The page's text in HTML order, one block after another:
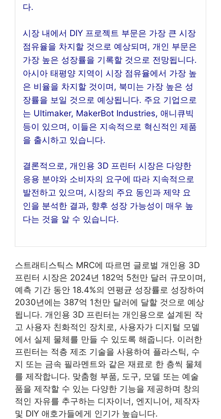
다.
시장 내에서 DIY 프로젝트 부문은 가장 큰 시장
점유율을 차지할 것으로 예상되며, 개인 부문은
가장 높은 성장률을 기록할 것으로 전망됩니다.
아시아 태평양 지역이 시장 점유율에서 가장 높
은 비율을 차지할 것이며, 북미는 가장 높은 성
장률을 보일 것으로 예상됩니다. 주요 기업으로
는 Ultimaker, MakerBot Industries, 애니큐빅
등이 있으며, 이들은 지속적으로 혁신적인 제품
을 출시하고 있습니다.
결론적으로, 개인용 3D 프린터 시장은 다양한
응용 분야와 소비자의 요구에 따라 지속적으로
발전하고 있으며, 시장의 주요 동인과 제약 요
인을 분석한 결과, 향후 성장 가능성이 매우 높
다는 것을 알 수 있습니다.
스트래티스틱스 MRC에 따르면 글로벌 개인용 3D
프린터 시장은 2024년 182억 5천만 달러 규모이며,
예측 기간 동안 18.4%의 연평균 성장률로 성장하여
2030년에는 387억 1천만 달러에 달할 것으로 예상
됩니다. 개인용 3D 프린터는 개인용으로 설계된 작
고 사용자 친화적인 장치로, 사용자가 디지털 모델
에서 실제 물체를 만들 수 있도록 해줍니다. 이러한
프린터는 적층 제조 기술을 사용하여 플라스틱, 수
지 또는 금속 필라멘트와 같은 재료로 한 층씩 물체
를 제작합니다. 맞춤형 부품, 도구, 모델 또는 예술
품을 제작할 수 있는 다양한 기능을 제공하며 창의
적인 자유를 추구하는 디자이너, 엔지니어, 제작자
및 DIY 애호가들에게 인기가 높습니다.